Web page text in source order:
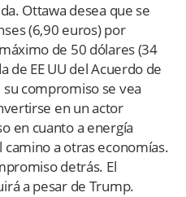
Ottawa desea que se
(6,90 euros) por
de 50 dólares (34
de EE UU del Acuerdo de
su compromiso se vea
en un actor
en cuanto a energía
a otras economías.
detrás. El
a pesar de Trump.